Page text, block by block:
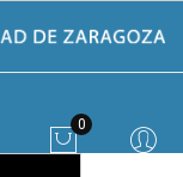
0